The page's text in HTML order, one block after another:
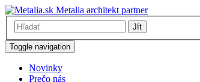
Metalia architekt partner
Jít
Toggle navigation
Novinky
Prečo nás